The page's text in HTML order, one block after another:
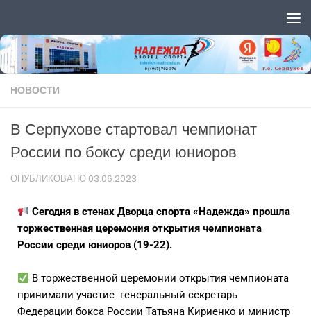
НОВОСТИ
В Серпухове стартовал чемпионат
России по боксу среди юниоров
ОПУБЛИКОВАНО 03.06.2023
Сегодня в стенах Дворца спорта «Надежда» прошла
торжественная церемония открытия чемпионата
России среди юниоров (19-22).
В торжественной церемонии открытия чемпионата
принимали участие генеральный секретарь
Федерации бокса России Татьяна Кириенко и министр